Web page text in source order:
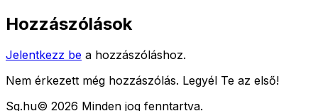
Hozzászólások
Jelentkezz be a hozzászóláshoz.
Nem érkezett még hozzászólás. Legyél Te az első!
Sg.hu© 2026 Minden jog fenntartva.